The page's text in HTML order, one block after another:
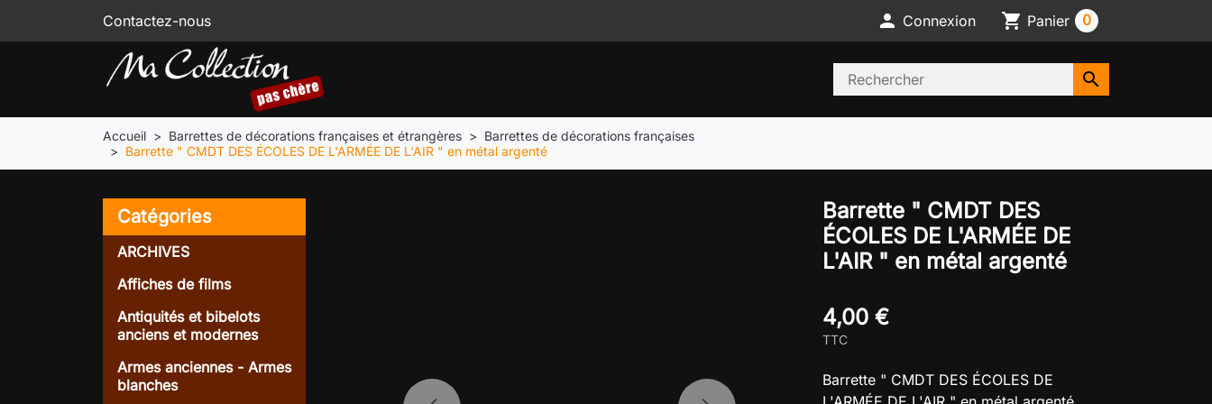
Contactez-nous  Connexion shopping_cart Panier 0
search
Accueil Barrettes de décorations françaises et étrangères
Barrettes de décorations françaises
Barrette " CMDT DES ÉCOLES DE L'ARMÉE DE L'AIR " en métal argenté
Catégories
ARCHIVES
Affiches de films
Antiquités et bibelots
anciens et modernes
Armes anciennes - Armes
blanches
Barrette " CMDT DES
ÉCOLES DE L'ARMÉE DE
L'AIR " en métal argenté
4,00 €
TTC
Barrette " CMDT DES ÉCOLES DE